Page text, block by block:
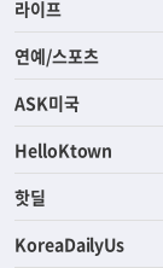
라이프
연예/스포츠
ASK미국
HelloKtown
핫딜
KoreaDailyUs